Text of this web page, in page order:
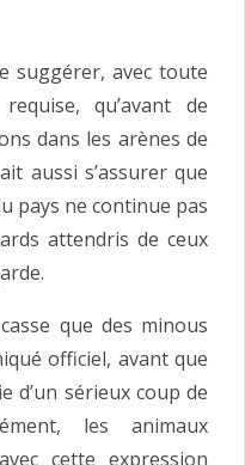
suggérer, avec toute
qu’avant de
dans les arènes de
aussi s’assurer que
pays ne continue pas
attendris de ceux
que des minous
officiel, avant que
d’un sérieux coup de
les animaux
cette expression